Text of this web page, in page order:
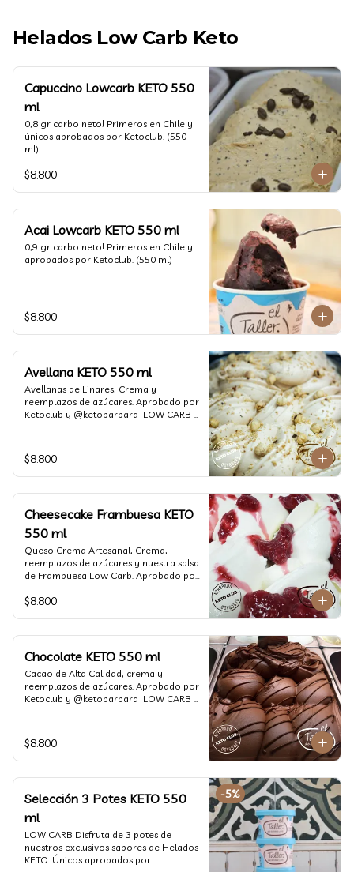
Helados Low Carb Keto
Capuccino Lowcarb KETO 550
ml
0,8 gr carbo neto! Primeros en Chile y
únicos aprobados por Ketoclub. (550
ml)
$8.800
Acai Lowcarb KETO 550 ml
0,9 gr carbo neto! Primeros en Chile y
aprobados por Ketoclub. (550 ml)
$8.800
Avellana KETO 550 ml
Avellanas de Linares, Crema y
reemplazos de azúcares. Aprobado por
Ketoclub y @ketobarbara  LOW CARB
$8.800
Cheesecake Frambuesa KETO
550 ml
Queso Crema Artesanal, Crema,
reemplazos de azúcares y nuestra salsa
de Frambuesa Low Carb. Aprobado por
KETO. (550 ml)
$8.800
Chocolate KETO 550 ml
Cacao de Alta Calidad, crema y
reemplazos de azúcares. Aprobado por
Ketoclub y @ketobarbara  LOW CARB
$8.800
-5%
Selección 3 Potes KETO 550
ml
LOW CARB Disfruta de 3 potes de
nuestros exclusivos sabores de Helados
KETO. Únicos aprobados por